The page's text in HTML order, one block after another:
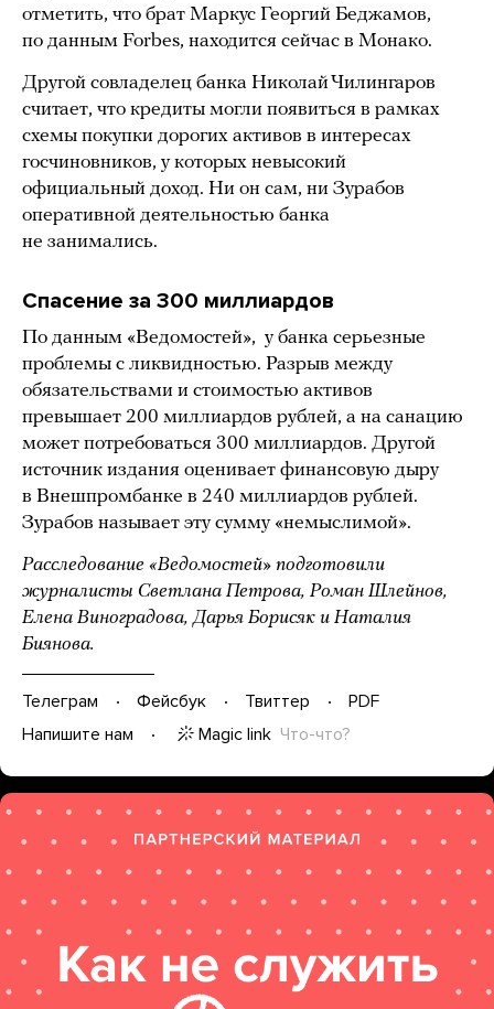
отметить, что брат Маркус Георгий Беджамов,
по данным Forbes, находится сейчас в Монако.
Другой совладелец банка Николай Чилингаров
считает, что кредиты могли появиться в рамках
схемы покупки дорогих активов в интересах
госчиновников, у которых невысокий
официальный доход. Ни он сам, ни Зурабов
оперативной деятельностью банка
не занимались.
Спасение за 300 миллиардов
По данным «Ведомостей», у банка серьезные
проблемы с ликвидностью. Разрыв между
обязательствами и стоимостью активов
превышает 200 миллиардов рублей, а на санацию
может потребоваться 300 миллиардов. Другой
источник издания оценивает финансовую дыру
в Внешпромбанке в 240 миллиардов рублей.
Зурабов называет эту сумму «немыслимой».
Расследование «Ведомостей» подготовили
журналисты Светлана Петрова, Роман Шлейнов,
Елена Виноградова, Дарья Борисяк и Наталия
Биянова.
Телеграм Фейсбук Твиттер
PDF
Напишите нам
Magic link Что-что?